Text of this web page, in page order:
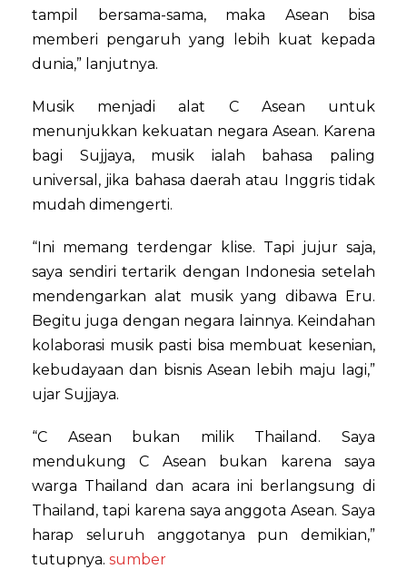
tampil bersama-sama, maka Asean bisa
memberi pengaruh yang lebih kuat kepada
dunia,” lanjutnya.
Musik menjadi alat C Asean untuk
menunjukkan kekuatan negara Asean. Karena
bagi Sujjaya, musik ialah bahasa paling
universal, jika bahasa daerah atau Inggris tidak
mudah dimengerti.
“Ini memang terdengar klise. Tapi jujur saja,
saya sendiri tertarik dengan Indonesia setelah
mendengarkan alat musik yang dibawa Eru.
Begitu juga dengan negara lainnya. Keindahan
kolaborasi musik pasti bisa membuat kesenian,
kebudayaan dan bisnis Asean lebih maju lagi,”
ujar Sujjaya.
“C Asean bukan milik Thailand. Saya
mendukung C Asean bukan karena saya
warga Thailand dan acara ini berlangsung di
Thailand, tapi karena saya anggota Asean. Saya
harap seluruh anggotanya pun demikian,”
tutupnya. sumber